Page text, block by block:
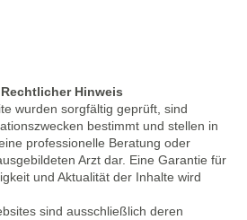
Hinweis
wurden sorgfältig geprüft, sind
bestimmt und stellen in
professionelle Beratung oder
Arzt dar. Eine Garantie für
und Aktualität der Inhalte wird
sind ausschließlich deren